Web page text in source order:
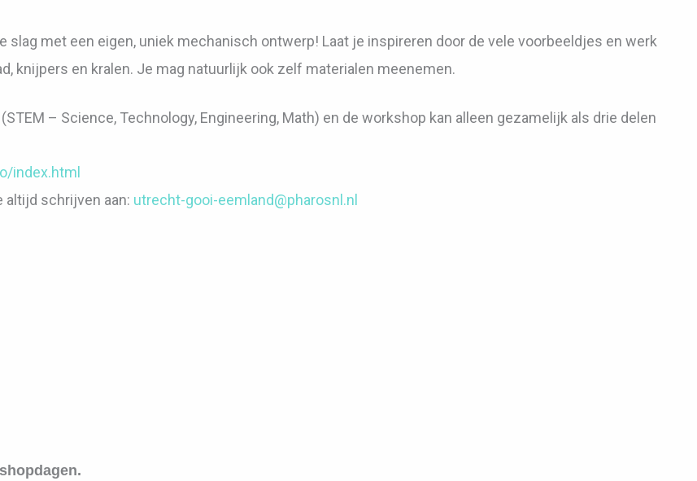
slag met een eigen, uniek mechanisch ontwerp! Laat je inspireren door de vele voorbeeldjes en werk
knijpers en kralen. Je mag natuurlijk ook zelf materialen meenemen.
(STEM – Science, Technology, Engineering, Math) en de workshop kan alleen gezamelijk als drie delen
index.html
altijd schrijven aan: utrecht-gooi-eemland@pharosnl.nl